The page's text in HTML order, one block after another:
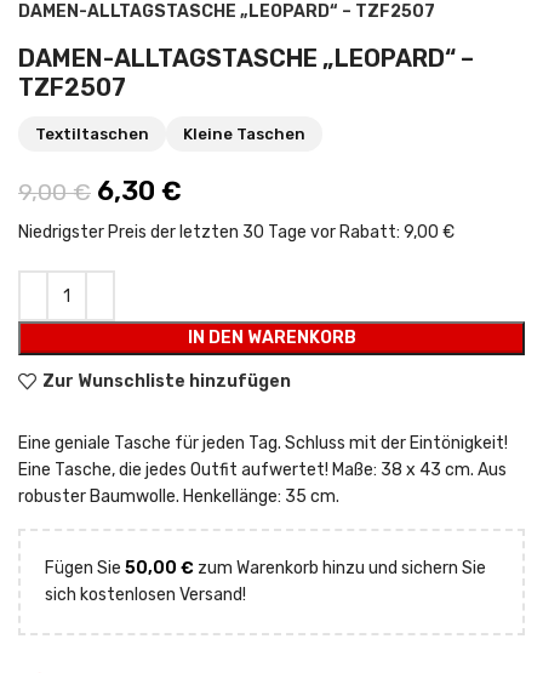
DAMEN-ALLTAGSTASCHE „LEOPARD“ – TZF2507
DAMEN-ALLTAGSTASCHE „LEOPARD“ –
TZF2507
Textiltaschen Kleine Taschen
9,00€ Ursprünglicher Preis war: 9,00 €
6,30 €
Niedrigster Preis der letzten 30 Tage vor Rabatt: 9,00 €
IN DEN WARENKORB
Zur Wunschliste hinzufügen
Eine geniale Tasche für jeden Tag. Schluss mit der Eintönigkeit!
Eine Tasche, die jedes Outfit aufwertet! Maße: 38 x 43 cm. Aus
robuster Baumwolle. Henkellänge: 35 cm.
Fügen Sie 50,00 € zum Warenkorb hinzu und sichern Sie
sich kostenlosen Versand!